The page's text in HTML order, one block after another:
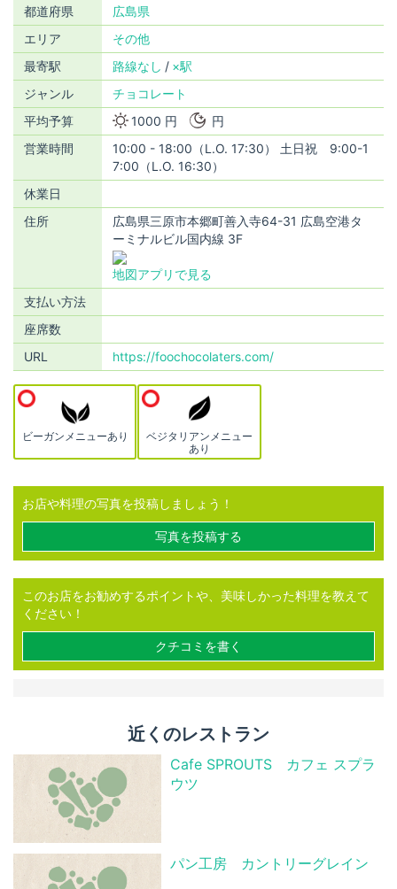
都道府県
広島県
エリア
その他
最寄駅
路線なし
×駅
ジャンル
チョコレート
平均予算
1000 円
円
営業時間
10:00 - 18:00（L.O. 17:30） 土日祝 9:00-1
7:00（L.O. 16:30）
休業日
住所
広島県三原市本郷町善入寺64-31 広島空港タ
ーミナルビル国内線 3F
地図アプリで見る
支払い方法
座席数
URL
https://foochocolaters.com/
ビーガンメニューあり
ベジタリアンメニュー
あり
お店や料理の写真を投稿しましょう！
写真を投稿する
このお店をお勧めするポイントや、美味しかった料理を教えて
ください！
クチコミを書く
近くのレストラン
Cafe SPROUTS カフェ スプラ
ウツ
パン工房 カントリーグレイン